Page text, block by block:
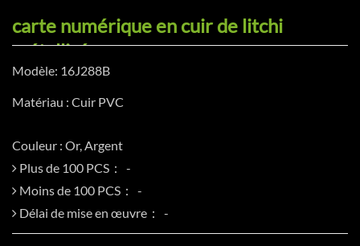
carte numérique en cuir de litchi
métallisé
Modèle: 16J288B
Matériau : Cuir PVC
Couleur : Or, Argent
Plus de 100 PCS：
Moins de 100 PCS：
Délai de mise en œuvre：